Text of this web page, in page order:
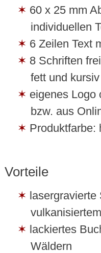
60 x 25 mm
individuellen
6 Zeilen Text
8 Schriften
fett und kursiv
eigenes Logo
bzw. aus
Produktfarbe:
Vorteile
lasergravierte
lackiertes
Wäldern